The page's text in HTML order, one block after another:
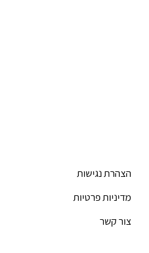
הצהרת נגישות
מדיניות פרטיות
צור קשר